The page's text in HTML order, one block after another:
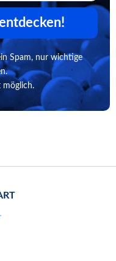
Spam, nur wichtige
möglich.